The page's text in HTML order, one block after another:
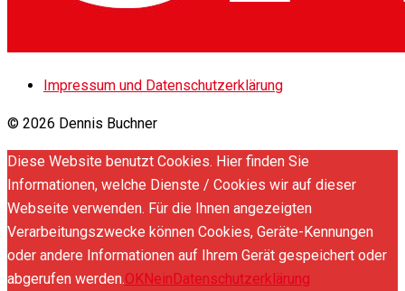
Impressum und Datenschutzerklärung
© 2026 Dennis Buchner
Diese Website benutzt Cookies. Hier finden Sie
Informationen, welche Dienste / Cookies wir auf dieser
Webseite verwenden. Für die Ihnen angezeigten
Verarbeitungszwecke können Cookies, Geräte-Kennungen
oder andere Informationen auf Ihrem Gerät gespeichert oder
abgerufen werden.OKNeinDatenschutzerklärung